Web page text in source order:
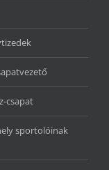
csapat
sportolóinak